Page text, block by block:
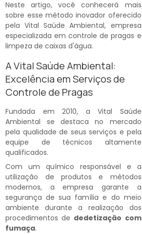
Neste artigo, você conhecerá mais
sobre esse método inovador oferecido
pela Vital Saúde Ambiental, empresa
especializada em controle de pragas e
limpeza de caixas d'água.
A Vital Saúde Ambiental:
Excelência em Serviços de
Controle de Pragas
Fundada em 2010, a Vital Saúde
Ambiental se destaca no mercado
pela qualidade de seus serviços e pela
equipe de técnicos altamente
qualificados.
Com um químico responsável e a
utilização de produtos e métodos
modernos, a empresa garante a
segurança de sua família e do meio
ambiente durante a realização dos
procedimentos de dedetização com
fumaça.